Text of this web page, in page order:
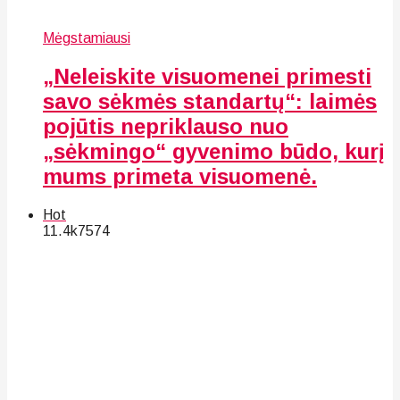
Mėgstamiausi
„Neleiskite visuomenei primesti
savo sėkmės standartų“: laimės
pojūtis nepriklauso nuo
„sėkmingo“ gyvenimo būdo, kurį
mums primeta visuomenė.
Hot
11.4k7574